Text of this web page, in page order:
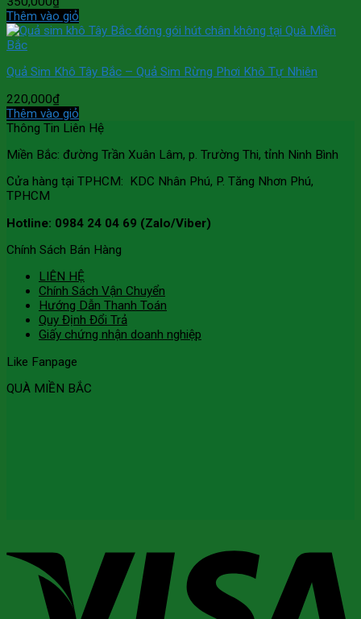
Thêm vào giỏ
Quả Sim Khô Tây Bắc – Quả Sim Rừng Phơi Khô Tự Nhiên
220,000₫
Thêm vào giỏ
Thông Tin Liên Hệ
Miền Bắc: đường Trần Xuân Lâm, p. Trường Thi, tỉnh Ninh Bình
Cửa hàng tại TPHCM: KDC Nhân Phú, P. Tăng Nhơn Phú,
TPHCM
Hotline: 0984 24 04 69 (Zalo/Viber)
Chính Sách Bán Hàng
LIÊN HỆ
Chính Sách Vận Chuyển
Hướng Dẫn Thanh Toán
Quy Định Đổi Trả
Giấy chứng nhận doanh nghiệp
Like Fanpage
QUÀ MIỀN BẮC